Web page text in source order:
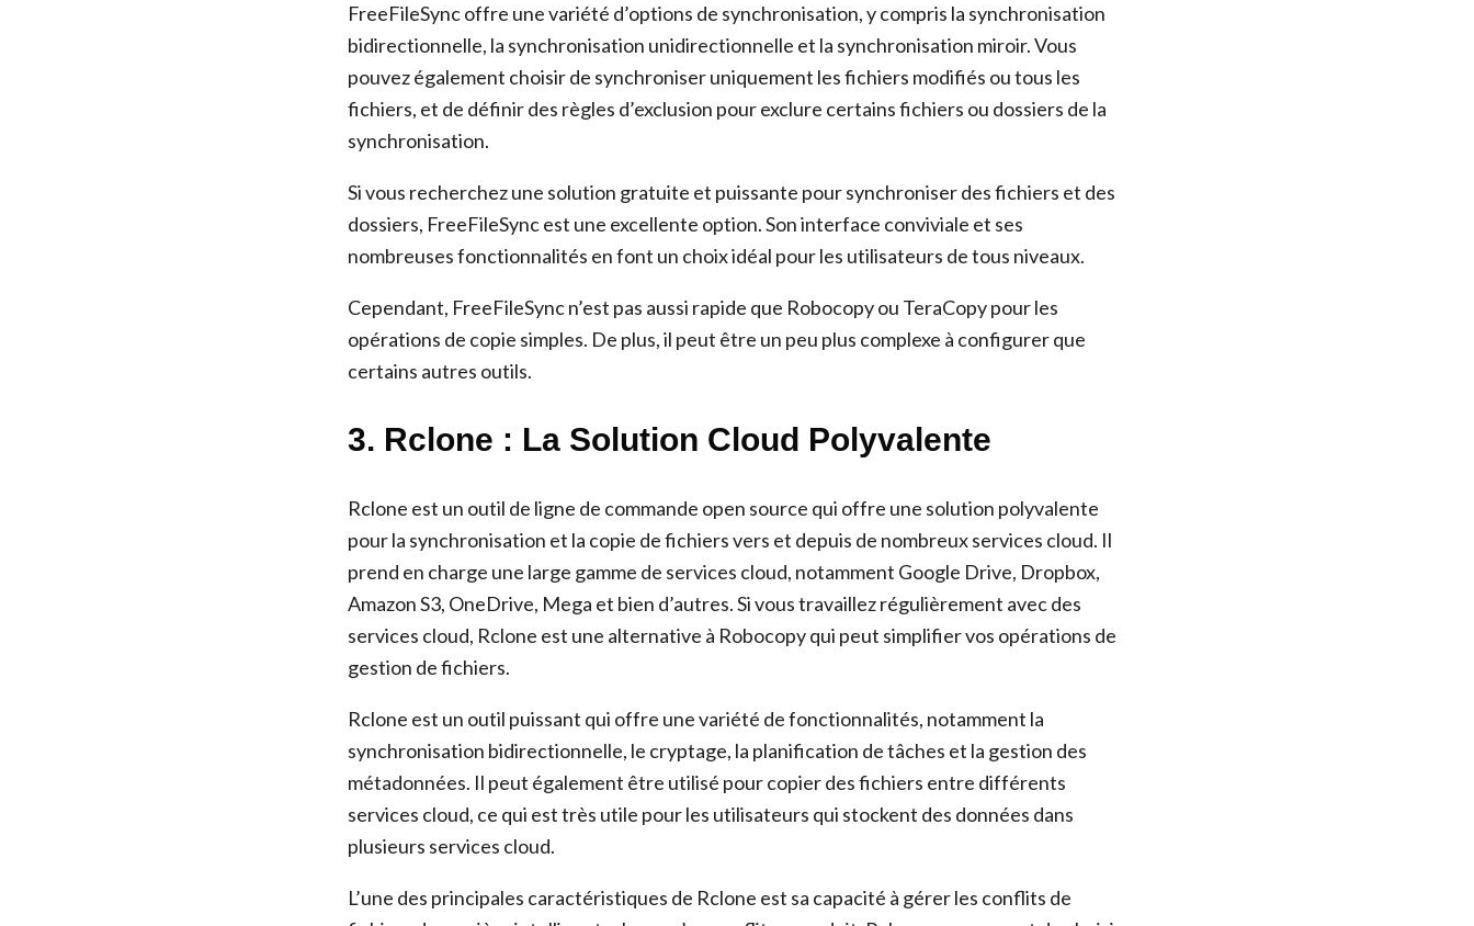
FreeFileSync offre une variété d’options de synchronisation, y compris la synchronisation
bidirectionnelle, la synchronisation unidirectionnelle et la synchronisation miroir. Vous
pouvez également choisir de synchroniser uniquement les fichiers modifiés ou tous les
fichiers, et de définir des règles d’exclusion pour exclure certains fichiers ou dossiers de la
synchronisation.
Si vous recherchez une solution gratuite et puissante pour synchroniser des fichiers et des
dossiers, FreeFileSync est une excellente option. Son interface conviviale et ses
nombreuses fonctionnalités en font un choix idéal pour les utilisateurs de tous niveaux.
Cependant, FreeFileSync n’est pas aussi rapide que Robocopy ou TeraCopy pour les
opérations de copie simples. De plus, il peut être un peu plus complexe à configurer que
certains autres outils.
3. Rclone : La Solution Cloud Polyvalente
Rclone est un outil de ligne de commande open source qui offre une solution polyvalente
pour la synchronisation et la copie de fichiers vers et depuis de nombreux services cloud. Il
prend en charge une large gamme de services cloud, notamment Google Drive, Dropbox,
Amazon S3, OneDrive, Mega et bien d’autres. Si vous travaillez régulièrement avec des
services cloud, Rclone est une alternative à Robocopy qui peut simplifier vos opérations de
gestion de fichiers.
Rclone est un outil puissant qui offre une variété de fonctionnalités, notamment la
synchronisation bidirectionnelle, le cryptage, la planification de tâches et la gestion des
métadonnées. Il peut également être utilisé pour copier des fichiers entre différents
services cloud, ce qui est très utile pour les utilisateurs qui stockent des données dans
plusieurs services cloud.
L’une des principales caractéristiques de Rclone est sa capacité à gérer les conflits de